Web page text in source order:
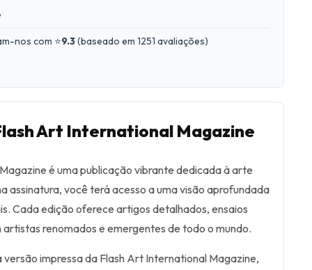
nos com ⭐9.3(baseado em 1251 avaliações)
Art International Magazine
é uma publicação vibrante dedicada à arte
assinatura, você terá acesso a uma visão aprofundada
Cada edição oferece artigos detalhados, ensaios
renomados e emergentes de todo o mundo.
impressa da Flash Art International Magazine,